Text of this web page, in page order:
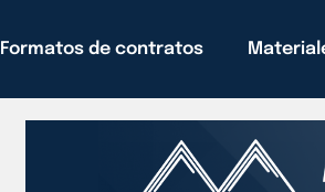
Formatos de contratos